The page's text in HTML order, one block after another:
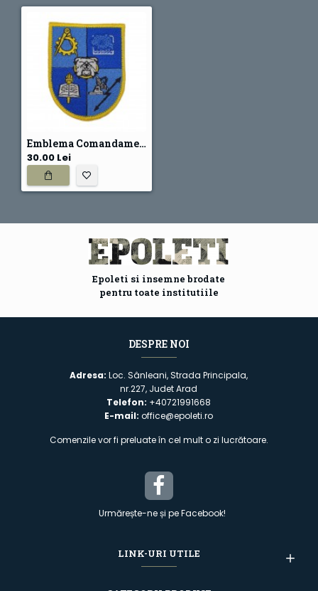
Emblema Comandamentul Comunicatiilor si Informaticii
30.00 Lei
Epoleti si insemne brodate
pentru toate institutiile
DESPRE NOI
Adresa:Loc. Sânleani, Strada Principala,
nr.227, Judet Arad
Telefon: +40721991668
E-mail: office@epoleti.ro
Comenzile vor fi preluate în cel mult o zi lucrătoare.
Urmărește-ne și pe Facebook!
LINK-URI UTILE